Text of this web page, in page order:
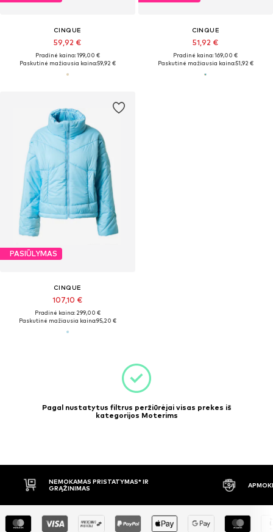
CINQUE
59,92 €
Pradinė kaina: 199,00 €
Paskutinė mažiausia kaina:59,92 €
CINQUE
51,92 €
Pradinė kaina: 169,00 €
Paskutinė mažiausia kaina:51,92 €
PASIŪLYMAS
CINQUE
107,10 €
Pradinė kaina: 299,00 €
Paskutinė mažiausia kaina:95,20 €
Pagal nustatytus filtrus peržiūrėjai visas prekes iš
kategorijos Moterims
NEMOKAMAS PRISTATYMAS* IR
GRĄŽINIMAS